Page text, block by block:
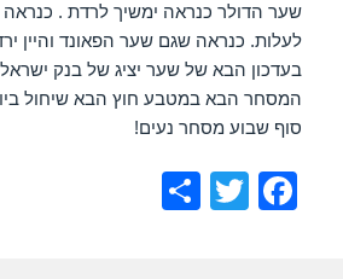
שער הדולר כנראה ימשיך לרדת . כנראה
לעלות. כנראה שגם שער הפאונד והיין
בעדכון הבא של שער יציג של בנק
המסחר הבא במטבע חוץ הבא שיחול
סוף שבוע מסחר נעים!
F
T